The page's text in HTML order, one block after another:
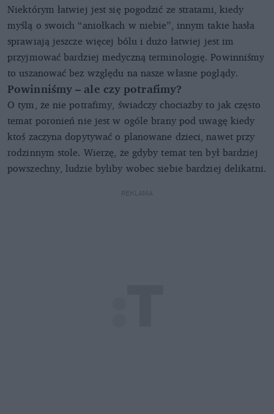
Niektórym łatwiej jest się pogodzić ze stratami, kiedy
myślą o swoich “aniołkach w niebie”, innym takie hasła
sprawiają jeszcze więcej bólu i dużo łatwiej jest im
przyjmować bardziej medyczną terminologię. Powinniśmy
to uszanować bez względu na nasze własne poglądy.
Powinniśmy – ale czy potrafimy?
O tym, że nie potrafimy, świadczy chociażby to jak często
temat poronień nie jest w ogóle brany pod uwagę kiedy
ktoś zaczyna dopytywać o planowane dzieci, nawet przy
rodzinnym stole. Wierzę, że gdyby temat ten był bardziej
powszechny, ludzie byliby wobec siebie bardziej delikatni.
REKLAMA